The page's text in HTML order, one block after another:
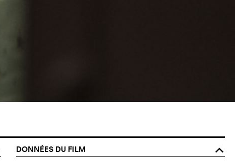
DONNÉES DU FILM
o